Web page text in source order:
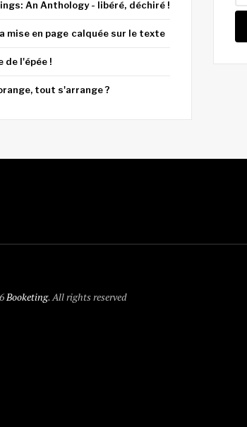
An Anthology - libéré, déchiré !
mise en page calquée sur le texte
de l'épée !
tout s'arrange ?
Booketing. All rights reserved